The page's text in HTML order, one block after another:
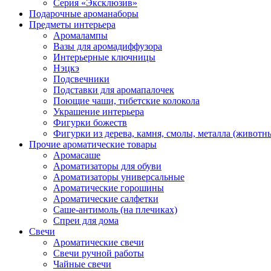
Серия «Эксклюзив»
Подарочные ароманаборы
Предметы интерьера
Аромалампы
Вазы для аромадиффузора
Интерьерные ключницы
Нэцкэ
Подсвечники
Подставки для аромапалочек
Поющие чаши, тибетские колокола
Украшение интерьера
Фигурки божеств
Фигурки из дерева, камня, смолы, металла
Прочие ароматические товары
Аромасаше
Ароматизаторы для обуви
Ароматизаторы универсальные
Ароматические горошины
Ароматические салфетки
Саше-антимоль (на плечиках)
Спреи для дома
Свечи
Ароматические свечи
Свечи ручной работы
Чайные свечи